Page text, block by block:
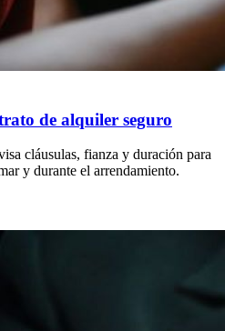
de alquiler seguro
cláusulas, fianza y duración para
y durante el arrendamiento.